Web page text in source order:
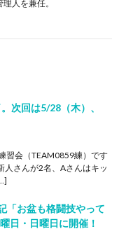
人を兼任。
次回は5/28（木）、
習会（TEAM0859練）です
人さんが2名、Aさんはキッ
「お盆も格闘技やって
日・日曜日に開催！